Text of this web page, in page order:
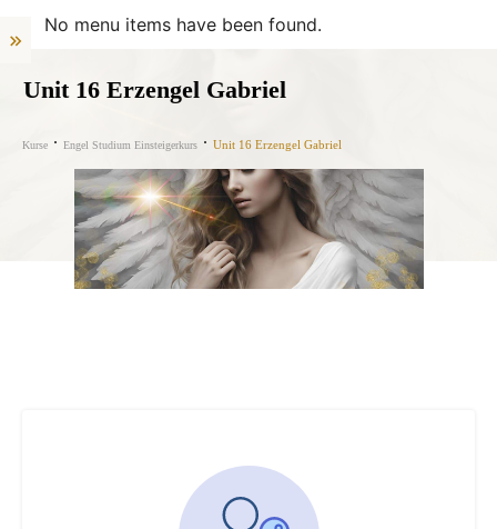
No menu items have been found.
Unit 16 Erzengel Gabriel
Kurse Engel Studium Einsteigerkurs Unit 16 Erzengel Gabriel